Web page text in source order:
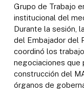
Grupo de Trabajo
institucional del
Durante la sesión,
del Embajador del
coordinó los
negociaciones que
construcción del
órganos de